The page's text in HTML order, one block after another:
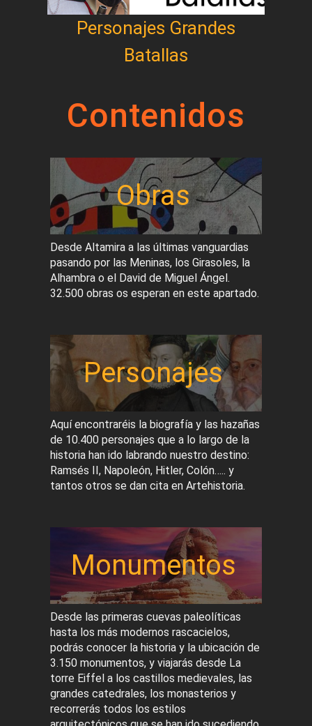
Personajes Grandes
Batallas
Contenidos
Obras
Desde Altamira a las últimas vanguardias
pasando por las Meninas, los Girasoles, la
Alhambra o el David de Miguel Ángel.
32.500 obras os esperan en este apartado.
Personajes
Aquí encontraréis la biografía y las hazañas
de 10.400 personajes que a lo largo de la
historia han ido labrando nuestro destino:
Ramsés II, Napoleón, Hitler, Colón….. y
tantos otros se dan cita en Artehistoria.
Monumentos
Desde las primeras cuevas paleolíticas
hasta los más modernos rascacielos,
podrás conocer la historia y la ubicación de
3.150 monumentos, y viajarás desde La
torre Eiffel a los castillos medievales, las
grandes catedrales, los monasterios y
recorrerás todos los estilos